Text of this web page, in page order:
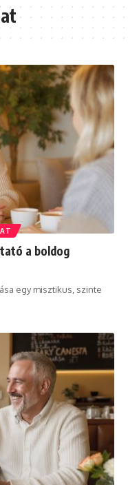
a boldog
egy misztikus, szinte